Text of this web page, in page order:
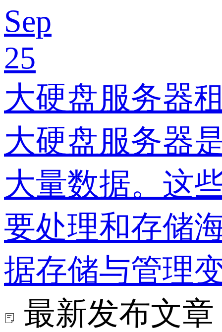
Sep
25
大硬盘服务器
大硬盘服务器
大量数据。这
要处理和存储
据存储与管理
最新发布文章